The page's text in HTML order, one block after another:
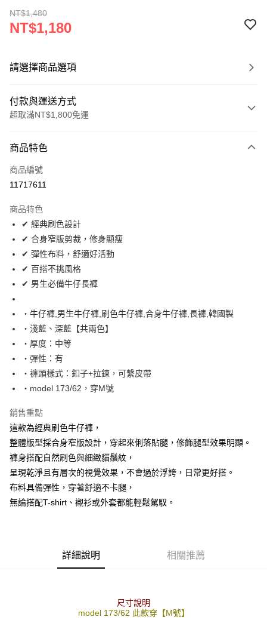
NT$1,480
NT$1,180
請選擇商品選項
付款與運送方式
超取滿NT$1,800免運
信用卡一次付款
超商取貨付款
Apple Pay
街口支付
悠遊付
Google Pay
AFTEE先享後付
相關說明
【關於「AFTEE先享後付」】
AFTEE先享後付是「在收到商品之後才付款」的支付方式。 讓您購物簡單
便利好安心！
１．簡單：不需註冊會員、不需綁卡、不需儲值。
３．安心：先確認商品／服務後，再付款。
【「AFTEE先享後付」結帳流程】
１．於結帳方式選擇「AFTEE先享後付」後，將跳轉至「AFTEE先享後付」
結帳頁面，進行簡訊認證並確認金額後，即可完成結帳。
２．訂單成立數日內，您將收到繳費通知簡訊。
３．收到繳費通知簡訊後14天內，點擊此簡訊中的連結，可透過四大超商／
ATM／網路銀行／等多元方式進行付款，方視為交易完成。
※ 請注意：結帳手續完成當下不需立刻繳費，但若您需要取消訂單，請聯絡
購買商品的店家。未經商家同意取消之訂單仍視為有效，需透過AFTEE先享
後付繳納相關費用。
３．未成年的使用者請事先徵得法定代理人或監護人之同意方可使用
ATM付款
運送方式
每筆NT$80，滿NT$1,800(含以上)免運費
先付款後全家取貨
每筆NT$80，滿NT$1,800(含以上)免運費
7-11付款取貨
每筆NT$80，滿NT$1,800(含以上)免運費
商品特色
商品編號
11717611
商品特色
✔ 經典刷色設計
✔ 合身窄版剪裁，修身顯瘦
✔ 彈性布料，舒適好活動
✔ 百搭不挑風格
✔ 男生必備牛仔長褲
‧牛仔褲,男生牛仔褲,刷色牛仔褲,合身牛仔褲,長褲,韓國製
‧淺藍、深藍【共兩色】
‧厚度：中等
‧彈性：有
‧褲頭樣式：釦子+拉鍊，可繫皮帶
‧model 173/62，穿M號
銷售重點
這款為經典刷色牛仔褲，
整體版型採合身窄版設計，穿起來俐落貼腿，修飾腿型效果明顯。
褲身搭配自然刷色與細緻貓鬚紋，
呈現乾淨且有層次的視覺效果，不會過於浮誇，日常更好搭。
布料具備彈性，穿著舒適不卡腿，
無論搭配T-shirt、襯衫或外套都能輕鬆駕馭。
詳細說明 相關推薦
尺寸說明
model 173/62 此款穿【M號】